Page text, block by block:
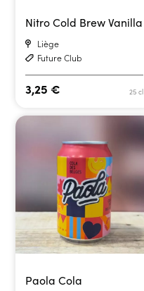
Nitro Cold Brew Vanilla
Liège
Future Club
25 cl
3,25€
Paola Cola